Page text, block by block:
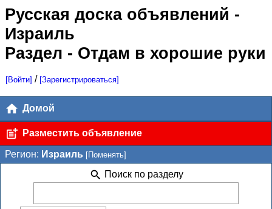
Русская доска объявлений -
Израиль
Раздел - Отдам в хорошие руки
[Войти] / [Зарегистрироваться]
Домой
Разместить объявление
Регион: Израиль [Поменять]
Поиск по разделу